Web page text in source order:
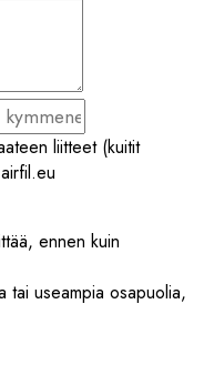
liitteet (kuitit
ennen kuin
tai useampia osapuolia,